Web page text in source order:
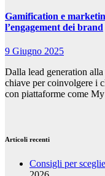
Gamification e
l’engagement dei brand
9 Giugno 2025
Dalla lead generation
chiave per coinvolgere i
con piattaforme come
Articoli recenti
Consigli per